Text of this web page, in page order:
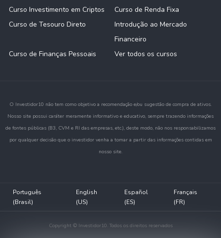
Curso Investimento em Criptos
Curso de Renda Fixa
Curso de Tesouro Direto
Introdução ao Mercado
Financeiro
Curso de Finanças Pessoais
Ver todos os cursos
O Investidor10 não tem como objetivo a recomendação e/ou sugestão de compra de ativos.
Nosso site possui caráter meramente informativo e educativo, sempre trazendo informações
de fontes públicas (B3, CVM e RI das empresas, etc.), deste modo, não nos responsabilizamos
por qualquer decisão que o investidor venha a tomar a partir das informações contidas em
nosso site.
Português
(Brasil)
English
(US)
Español
(ES)
Français
(FR)
Copyright © Investidor10. Todos os direitos reservados